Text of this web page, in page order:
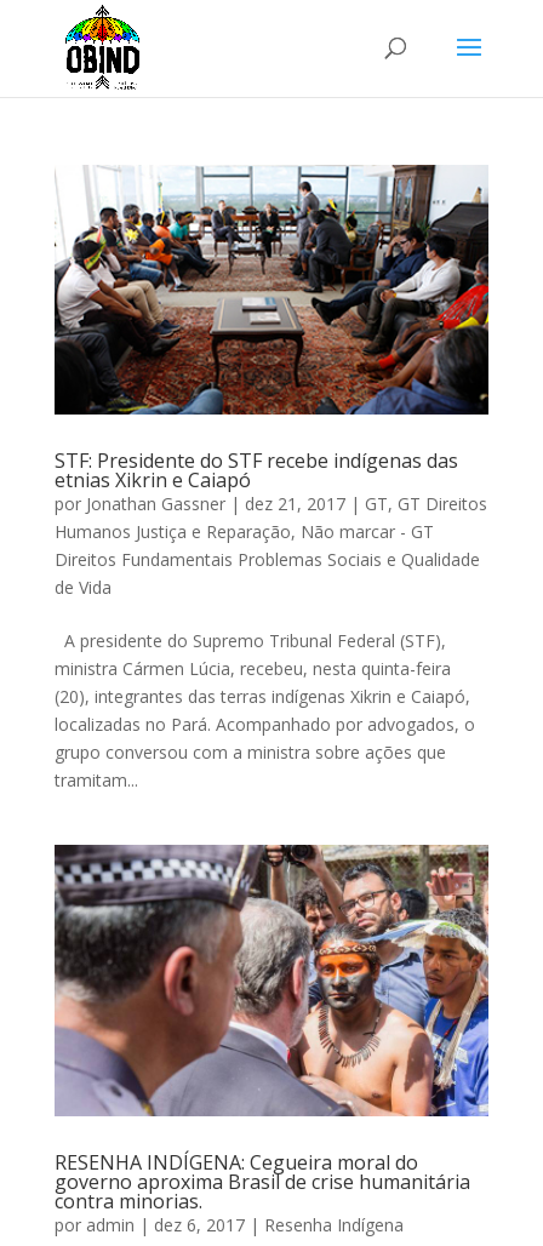
STF: Presidente do STF recebe indígenas das
etnias Xikrin e Caiapó
por Jonathan Gassner| dez 21, 2017| GT, GT Direitos
Humanos Justiça e Reparação, Não marcar - GT
Direitos Fundamentais Problemas Sociais e Qualidade
de Vida
A presidente do Supremo Tribunal Federal (STF),
ministra Cármen Lúcia, recebeu, nesta quinta-feira
(20), integrantes das terras indígenas Xikrin e Caiapó,
localizadas no Pará. Acompanhado por advogados, o
grupo conversou com a ministra sobre ações que
tramitam...
RESENHA INDÍGENA: Cegueira moral do
governo aproxima Brasil de crise humanitária
contra minorias.
por admin | dez 6, 2017| Resenha Indígena